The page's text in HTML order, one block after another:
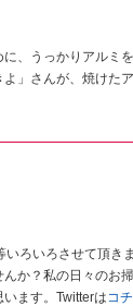
、うっかりアルミ
」さんが、焼けたア
ろいろさせて頂き
か？私の日々のお
ます。Twitterはコ